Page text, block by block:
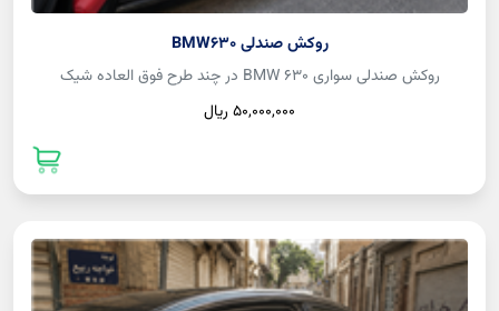
روکش صندلی BMW630
روکش صندلی سواری BMW 630 در چند طرح فوق العاده شیک
50,000,000 ريال